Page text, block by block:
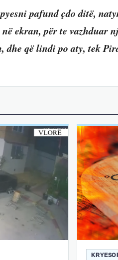
pafund çdo ditë,
ekran, për te vazhduar
dhe që lindi po aty, tek